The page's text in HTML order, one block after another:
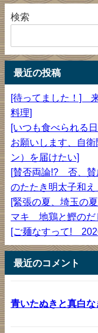
検索
最近の投稿
[待ってました！]
料理]
[いつも食べられる
お願いします、自
ン）を届けたい]
[賛否両論!? 否、賛
のたたき明太子和え
[緊張の夏、埼玉の
マキ 地鶏と鰹のだ
[ご麺なすって!
最近のコメント
青いたぬきと真白な